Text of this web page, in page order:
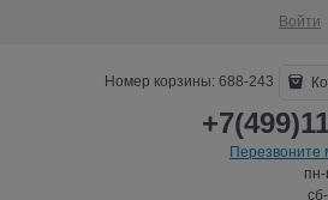
Войти
Номер корзины: 688-243
Перезвоните